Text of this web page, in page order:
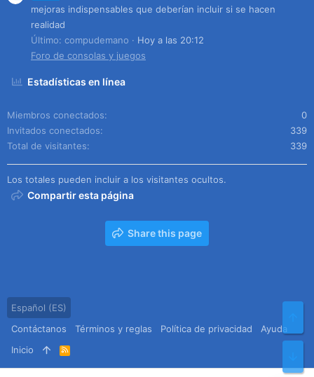
mejoras indispensables que deberían incluir si se hacen
realidad
Último: compudemano
Hoy a las 20:12
Foro de consolas y juegos
Estadísticas en línea
Miembros conectados
0
Invitados conectados
339
Total de visitantes
339
Los totales pueden incluir a los visitantes ocultos.
Compartir esta página
Share this page
Español (ES)
Contáctanos
Términos y reglas Política de privacidad
Ayuda
Inicio
R
S
S